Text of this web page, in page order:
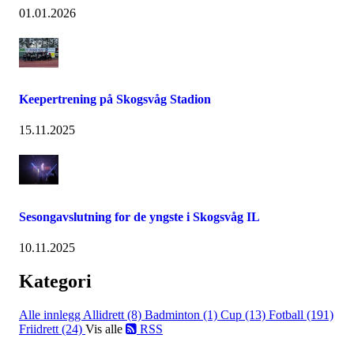
01.01.2026
Keepertrening på Skogsvåg Stadion
15.11.2025
Sesongavslutning for de yngste i Skogsvåg IL
10.11.2025
Kategori
Alle innlegg Allidrett (8) Badminton (1) Cup (13) Fotball (191)
Friidrett (24) Vis alle RSS